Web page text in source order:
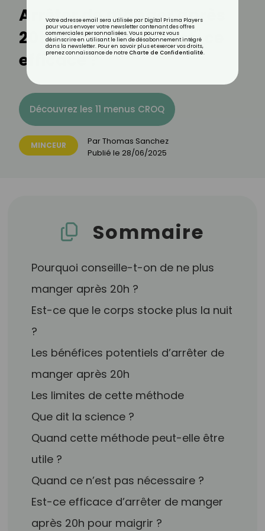
Arrêter de manger après
20h pour maigrir : est-ce
efficace ?
Découvrez les 11 menus CROQ
MINCEUR ParThomas Sanchez
Publié le 28/06/2025
Sommaire
Pourquoi conseille-t-on de ne plus
manger après 20h ?
Est-ce que le corps stocke plus la nuit
?
Les bénéfices potentiels d’arrêter de
manger après 20h
Les limites de cette méthode
Que dit la science ?
Quand cette méthode peut-elle être
utile ?
Quand ce n’est pas nécessaire ?
Est-ce efficace d’arrêter de manger
après 20h pour maigrir ?
Votre adresse email sera utilisée par Digital Prisma Players
pour vous envoyer votre newsletter contenant des offres
commerciales personnalisées. Vous pourrez vous
désinscrire en utilisant le lien de désabonnement intégré
dans la newsletter. Pour en savoir plus et exercer vos droits,
prenez connaissance de notre Charte de Confidentialité.